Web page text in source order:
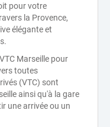
pour votre
la Provence,
élégante et
Marseille pour
toutes
(VTC) sont
ainsi qu'à la gare
une arrivée ou un